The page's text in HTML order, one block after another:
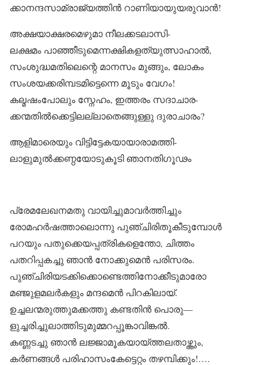
ക്കാനന്ദസാമ്രാജ്യത്തിൻ റാണിയായുയരുവാൻ!
അക്ഷയാക്ഷരമെഴുമാ നീലക്കടലാസി-
ലക്ഷമം പാഞ്ഞീടുമെന്നക്ഷികളത്യുത്സാഹാൽ,
സംശുദ്ധമതിലെന്റെ മാനസം മുങ്ങും, ലോകം
സംശയക്കരിമ്പടമിട്ടെന്നെ മൂടും വേഗം!
കല്മഷംപോലും സ്നേഹം, ഇത്തരം സദാചാര-
ക്കന്മതിൽക്കെട്ടിലല്ലാതെങ്ങുള്ളു ദുരാചാരം?
ആളിമാരെയും വിട്ടിട്ടേകയായാരാമത്തി-
ലാളുമുൽക്കണ്ഠയോടുകൂടി ഞാനതിഗൂഢം
പ്രേമലേഖനമതു വായിച്ചുമാവർത്തിച്ചും
രോമഹർഷത്താലൊന്നു പുഞ്ചിരിതൂകീടുമ്പോൾ
പറയും പതുക്കെയപ്പത്രികളെന്തോ, ചിത്തം
പതറിപ്പകച്ചു ഞാൻ നോക്കുമെൻ പരിസരം.
പുഞ്ചിരിയടക്കിക്കൊണ്ടെത്തിനോക്കീടുമാരോ
മഞ്ജുളമലർകളും മന്ദമെൻ പിറകിലായ്.
ഉച്ചലന്മരുത്തുമക്കത്തു കണ്ടതിൻ പൊരു—
ളുച്ചരിച്ചുലാത്തിടുമുമ്മറപ്പൂങ്കാവിങ്കൽ.
കണ്ണടച്ചു ഞാൻ ലജ്ജാമൂകയായ്ത്തലതാഴ്ത്തും,
കർണങ്ങൾ പരിഹാസംകേട്ടെറ്റം തഴമ്പിക്കും!….